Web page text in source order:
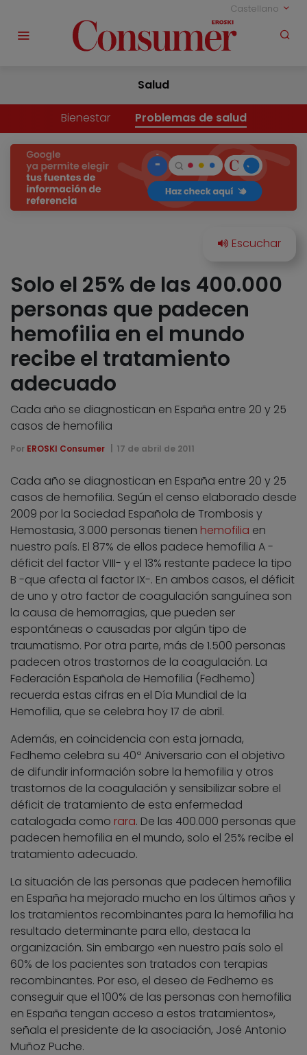
Castellano
Salud
Bienestar Problemas de salud
Solo el 25% de las 400.000
personas que padecen
hemofilia en el mundo
recibe el tratamiento
adecuado
Cada año se diagnostican en España entre 20 y 25
casos de hemofilia
Por EROSKI Consumer 17 de abril de 2011
Cada año se diagnostican en España entre 20 y 25
casos de hemofilia. Según el censo elaborado desde
2009 por la Sociedad Española de Trombosis y
Hemostasia, 3.000 personas tienen hemofilia en
nuestro país. El 87% de ellos padece hemofilia A -
déficit del factor VIII- y el 13% restante padece la tipo
B -que afecta al factor IX-. En ambos casos, el déficit
de uno y otro factor de coagulación sanguínea son
la causa de hemorragias, que pueden ser
espontáneas o causadas por algún tipo de
traumatismo. Por otra parte, más de 1.500 personas
padecen otros trastornos de la coagulación. La
Federación Española de Hemofilia (Fedhemo)
recuerda estas cifras en el Día Mundial de la
Hemofilia, que se celebra hoy 17 de abril.
Además, en coincidencia con esta jornada,
Fedhemo celebra su 40º Aniversario con el objetivo
de difundir información sobre la hemofilia y otros
trastornos de la coagulación y sensibilizar sobre el
déficit de tratamiento de esta enfermedad
catalogada como rara. De las 400.000 personas que
padecen hemofilia en el mundo, solo el 25% recibe el
tratamiento adecuado.
La situación de las personas que padecen hemofilia
en España ha mejorado mucho en los últimos años y
los tratamientos recombinantes para la hemofilia ha
resultado determinante para ello, destaca la
organización. Sin embargo «en nuestro país solo el
60% de los pacientes son tratados con terapias
recombinantes. Por eso, el deseo de Fedhemo es
conseguir que el 100% de las personas con hemofilia
en España tengan acceso a estos tratamientos»,
señala el presidente de la asociación, José Antonio
Muñoz Puche.